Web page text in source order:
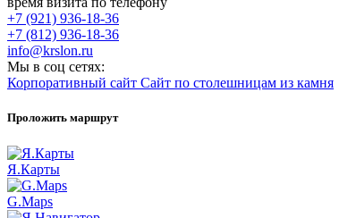
+7 (921) 936-18-36
+7 (812) 936-18-36
info@krslon.ru
Мы в соц сетях:
Корпоративный сайт Сайт по столешницам из камня
Проложить маршрут
Я.Карты
G.Maps